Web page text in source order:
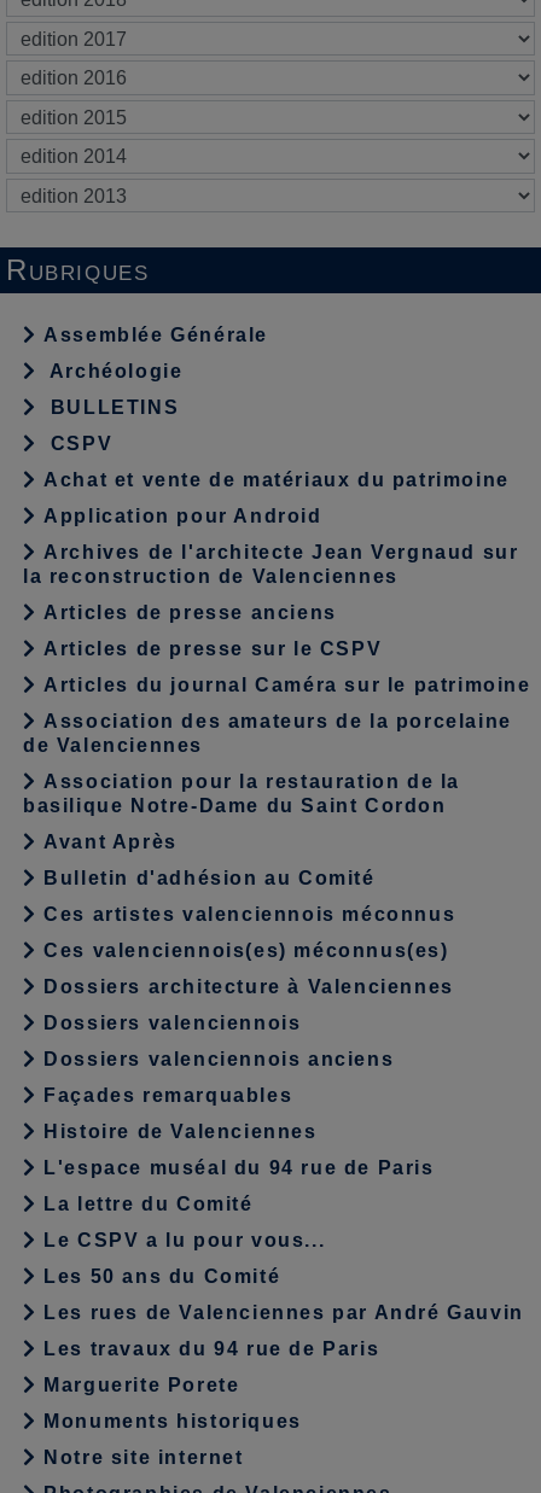
Rubriques
Assemblée Générale
Archéologie
BULLETINS
CSPV
Achat et vente de matériaux du patrimoine
Application pour Android
Archives de l'architecte Jean Vergnaud sur
la reconstruction de Valenciennes
Articles de presse anciens
Articles de presse sur le CSPV
Articles du journal Caméra sur le patrimoine
Association des amateurs de la porcelaine
de Valenciennes
Association pour la restauration de la
basilique Notre-Dame du Saint Cordon
Avant Après
Bulletin d'adhésion au Comité
Ces artistes valenciennois méconnus
Ces valenciennois(es) méconnus(es)
Dossiers architecture à Valenciennes
Dossiers valenciennois
Dossiers valenciennois anciens
Façades remarquables
Histoire de Valenciennes
L'espace muséal du 94 rue de Paris
La lettre du Comité
Le CSPV a lu pour vous...
Les 50 ans du Comité
Les rues de Valenciennes par André Gauvin
Les travaux du 94 rue de Paris
Marguerite Porete
Monuments historiques
Notre site internet